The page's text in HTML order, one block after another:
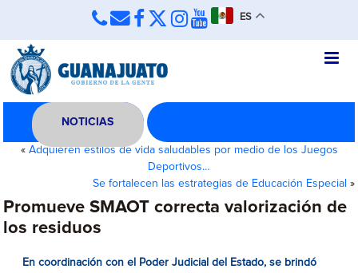
ES
NOTICIAS
« Adquieren estilos de vida saludables por medio de los Juegos
Deportivos…
Se fortalecen las estrategias de Educación Especial »
Promueve SMAOT correcta valorización de
los residuos
En coordinación con el Poder Judicial del Estado, se brindó